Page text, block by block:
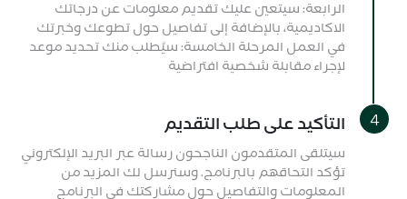
الرابعة: سيتعين عليك تقديم معلومات عن درجاتك
الاكاديمية، بالإضافة إلى تفاصيل حول تطوعك وخبرتك
في العمل المرحلة الخامسة: سيُطلب منك تحديد موعد
لإجراء مقابلة شخصية افتراضية
التأكيد على طلب التقديم
سيتلقى المتقدمون الناجحون رسالة عبر البريد الإلكتروني
تؤكد التحاقهم بالبرنامج. وسنرسل لك المزيد من
المعلومات والتفاصيل حول مشاركتك في البرنامج